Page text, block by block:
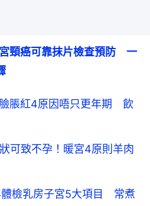
宮頸癌可靠抹片檢查預防　一
脹紅4原因唔只更年期 飲
可致不孕！暖宮4原則羊肉
檢乳房子宮5大項目 常煮